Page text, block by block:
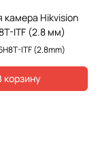
камера Hikvision
ITF (2.8 мм)
ITF (2.8mm)
корзину